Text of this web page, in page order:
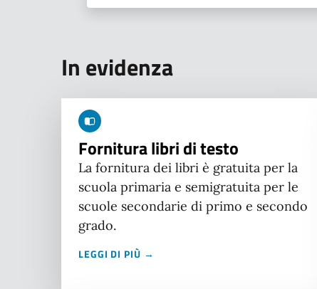
In evidenza
Fornitura libri di testo
La fornitura dei libri è gratuita per la
scuola primaria e semigratuita per le
scuole secondarie di primo e secondo
grado.
LEGGI DI PIÙ →